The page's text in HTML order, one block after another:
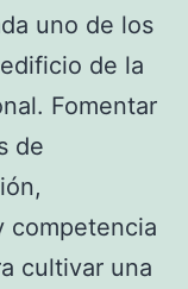
uno de los
de la
Fomentar
de
competencia
cultivar una